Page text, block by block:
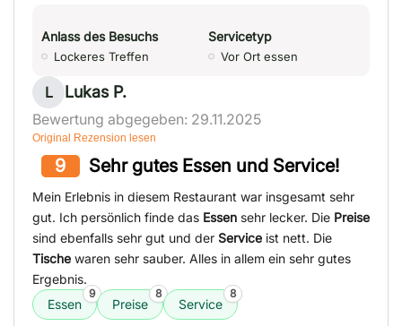
Anlass des Besuchs
Lockeres Treffen
Servicetyp
Vor Ort essen
L Lukas P.
Bewertung abgegeben: 29.11.2025
Original Rezension lesen
9 Sehr gutes Essen und Service!
Mein Erlebnis in diesem Restaurant war insgesamt sehr
gut. Ich persönlich finde das Essen sehr lecker. Die Preise
sind ebenfalls sehr gut und der Service ist nett. Die
Tische waren sehr sauber. Alles in allem ein sehr gutes
Ergebnis.
Essen
9
Preise
8
Service
8